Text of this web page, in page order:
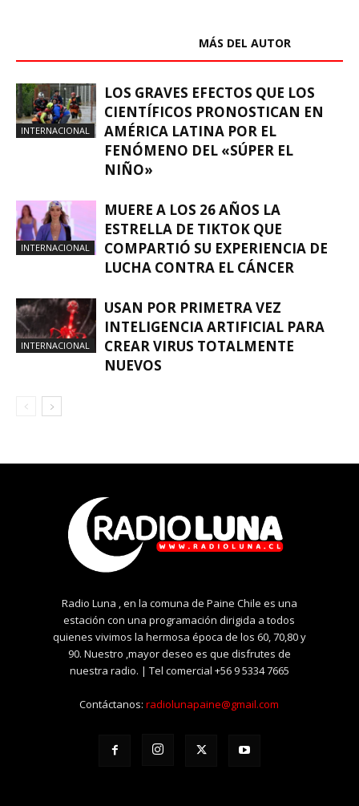
MÁS DEL AUTOR
INTERNACIONAL
LOS GRAVES EFECTOS QUE LOS
CIENTÍFICOS PRONOSTICAN EN
AMÉRICA LATINA POR EL
FENÓMENO DEL «SÚPER EL
NIÑO»
INTERNACIONAL
MUERE A LOS 26 AÑOS LA
ESTRELLA DE TIKTOK QUE
COMPARTIÓ SU EXPERIENCIA DE
LUCHA CONTRA EL CÁNCER
INTERNACIONAL
USAN POR PRIMETRA VEZ
INTELIGENCIA ARTIFICIAL PARA
CREAR VIRUS TOTALMENTE
NUEVOS
Radio Luna , en la comuna de Paine Chile es una
estación con una programación dirigida a todos
quienes vivimos la hermosa época de los 60, 70,80 y
90. Nuestro ,mayor deseo es que disfrutes de
nuestra radio. | Tel comercial +56 9 5334 7665
Contáctanos:radiolunapaine@gmail.com